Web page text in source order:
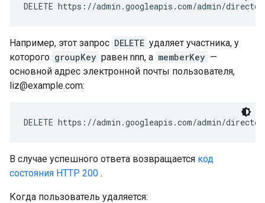
DELETE https://admin.googleapis.com/admin/
Например, этот запрос DELETE удаляет участника, у
которого groupKey равен nnn, а memberKey —
основной адрес электронной почты пользователя,
liz@example.com:
DELETE https://admin.googleapis.com/admin/
В случае успешного ответа возвращается код
состояния HTTP 200 .
Когда пользователь удаляется: